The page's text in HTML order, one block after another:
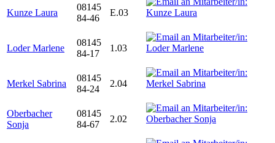
Kunze Laura
08145
84-46
E.03
Loder Marlene
08145
84-17
1.03
Merkel Sabrina
08145
84-24
2.04
Oberbacher
Sonja
08145
84-67
2.02